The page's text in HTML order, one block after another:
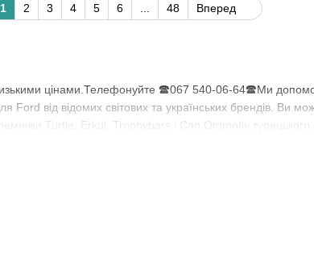
цінами.Телефонуйте 🕿067 540-06-64🕿Ми
від відомих світових та українських брендів. Ви
Turtle, Erkul, Trophybars і Can Otomotiv турецького
1 2 3 4 5 6 48 Вперед